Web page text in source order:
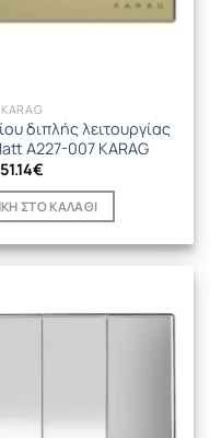
KARAG
διπλής λειτουργίας
A227-007 KARAG
51.14€
ΣΤΟ ΚΑΛΆΘΙ